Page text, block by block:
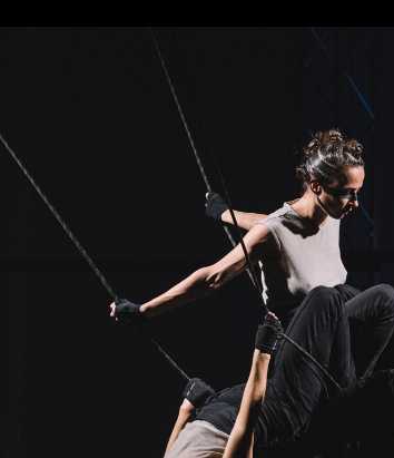
New start with
new groups